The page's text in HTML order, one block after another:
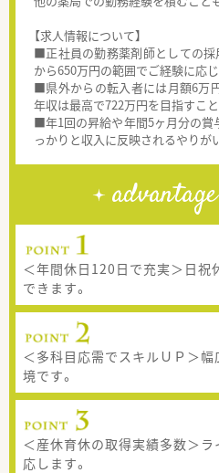
【求人情報について】
■正社員の勤務薬剤師としての採
から650万円の範囲でご経験に応じ
■県外からの転入者には月額6万
年収は最高で722万円を目指すこと
■年1回の昇給や年間5ヶ月分の賞
っかりと収入に反映されるやりが
advantage
＜年間休日120日で充実＞日祝
できます。
＜多科目応需でスキルＵＰ＞
境です。
＜産休育休の取得実績多数＞
応します。